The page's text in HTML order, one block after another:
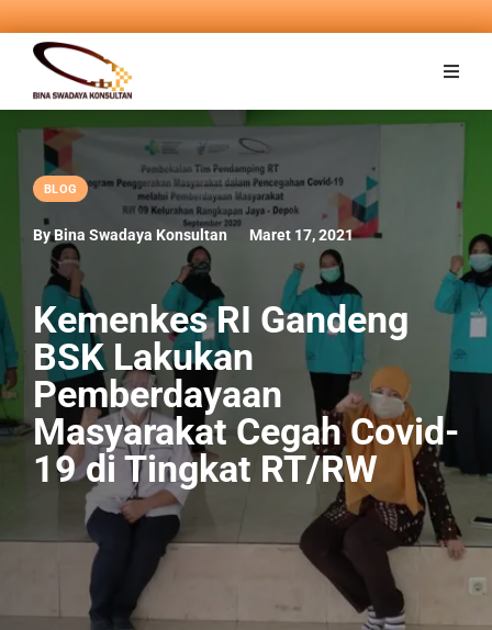
BLOG
By Bina Swadaya Konsultan Maret 17, 2021
Kemenkes RI Gandeng
BSK Lakukan
Pemberdayaan
Masyarakat Cegah Covid-
19 di Tingkat RT/RW